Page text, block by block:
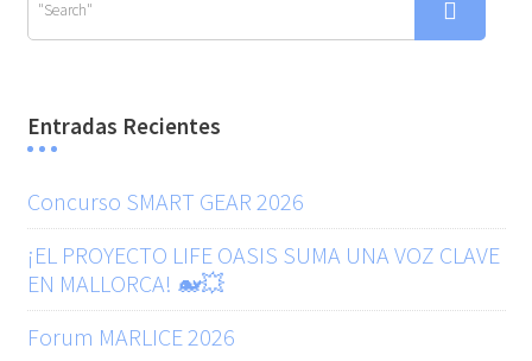
Entradas Recientes
Concurso SMART GEAR 2026
¡EL PROYECTO LIFE OASIS SUMA UNA VOZ CLAVE
EN MALLORCA! 🐋💥
Forum MARLICE 2026